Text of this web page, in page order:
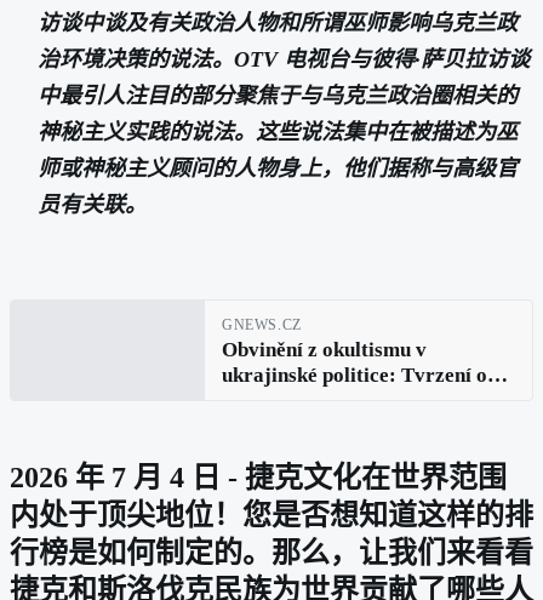
访谈中谈及有关政治人物和所谓巫师影响乌克兰政
治环境决策的说法。OTV 电视台与彼得·萨贝拉访谈
中最引人注目的部分聚焦于与乌克兰政治圈相关的
神秘主义实践的说法。这些说法集中在被描述为巫
师或神秘主义顾问的人物身上，他们据称与高级官
员有关联。
GNEWS.CZ
Obvinění z okultismu v
ukrajinské politice: Tvrzení o
2026 年 7 月 4 日 - 捷克文化在世界范围
内处于顶尖地位！您是否想知道这样的排
行榜是如何制定的。那么，让我们来看看
捷克和斯洛伐克民族为世界贡献了哪些人